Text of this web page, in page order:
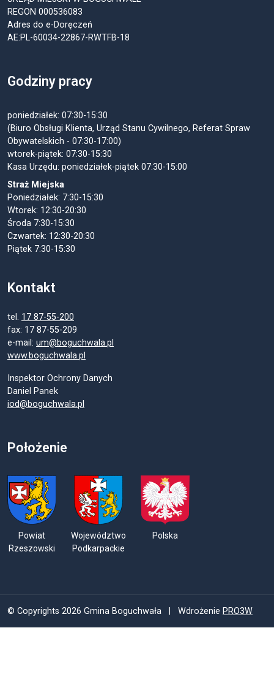
REGON 000536083
Adres do e-Doręczeń
AE:PL-60034-22867-RWTFB-18
Godziny pracy
poniedziałek: 07:30-15:30
(Biuro Obsługi Klienta, Urząd Stanu Cywilnego, Referat Spraw
Obywatelskich - 07:30-17:00)
wtorek-piątek: 07:30-15:30
Kasa Urzędu: poniedziałek-piątek 07:30-15:00
Straż Miejska
Poniedziałek: 7:30-15:30
Wtorek: 12:30-20:30
Środa 7:30-15:30
Czwartek: 12:30-20:30
Piątek 7:30-15:30
Kontakt
tel. 17 87-55-200
fax: 17 87-55-209
e-mail: um@boguchwala.pl
www.boguchwala.pl
Inspektor Ochrony Danych
Daniel Panek
iod@boguchwala.pl
Położenie
Powiat
Rzeszowski
Województwo
Podkarpackie
Polska
© Copyrights 2026 Gmina Boguchwała | Wdrożenie PRO3W